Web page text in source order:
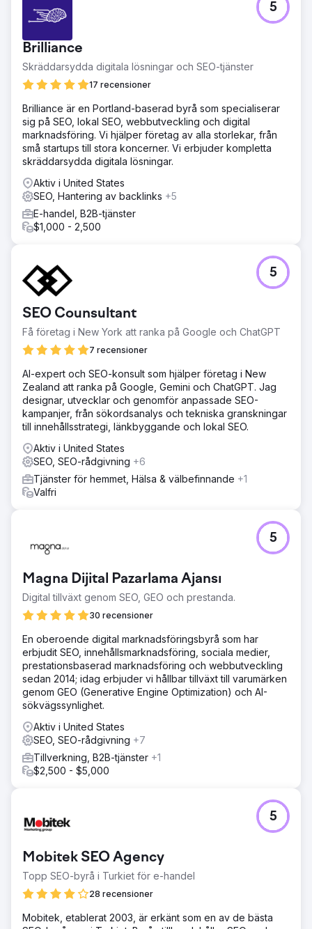
När Smile Hair Clinic först inledde ett samarbete med
Crabs Media för åtta år sedan hade varumärket nästan
ingen digital synlighet eller organisk trafik. Kliniken
behövde en fullständig digital transformation, inklusive
varumärkesbyggande, webbutveckling, SEO- och GEO-
infrastruktur, innehållsstrategi och global
onlinepositionering på en mycket konkurrensutsatt
marknad för hårtransplantationer.
Lösning
Crabs Media byggde och hanterade hela det digitala
ekosystemet från grunden. Vi utvecklade webbplatsen,
skapade SEO- och GEO-fokuserade innehållsstrategier,
optimerade teknisk prestanda, hanterade digitala
annonskampanjer och stärkte klinikens internationella
online-närvaro genom kontinuerliga tillväxtfokuserade
marknadsföringsstrategier.
synlighet till en globalt erkänd klinik med stark digital
auktoritet. Genom långsiktig SEO och GEO växte
webbplatsen från noll trafik till över 60 000 månatliga
klick, vilket genererade konsekvent internationell
synlighet, patientförfrågningar och hållbar organisk
tillväxt.
Brilliance
Skräddarsydda digitala lösningar och SEO-tjänster
17 recensioner
5
Brilliance är en Portland-baserad byrå som specialiserar
sig på SEO, lokal SEO, webbutveckling och digital
marknadsföring. Vi hjälper företag av alla storlekar, från
små startups till stora koncerner. Vi erbjuder kompletta
skräddarsydda digitala lösningar.
Aktiv i United States
SEO, Hantering av backlinks +5
E-handel, B2B-tjänster
$1,000 - 2,500
SEO Counsultant
Få företag i New York att ranka på Google och ChatGPT
7 recensioner
5
AI-expert och SEO-konsult som hjälper företag i New
Zealand att ranka på Google, Gemini och ChatGPT. Jag
designar, utvecklar och genomför anpassade SEO-
kampanjer, från sökordsanalys och tekniska granskningar
till innehållsstrategi, länkbyggande och lokal SEO.
Aktiv i United States
SEO, SEO-rådgivning +6
Tjänster för hemmet, Hälsa & välbefinnande +1
Valfri
Magna Dijital Pazarlama Ajansı
Digital tillväxt genom SEO, GEO och prestanda.
30 recensioner
5
En oberoende digital marknadsföringsbyrå som har
erbjudit SEO, innehållsmarknadsföring, sociala medier,
prestationsbaserad marknadsföring och webbutveckling
sedan 2014; idag erbjuder vi hållbar tillväxt till varumärken
genom GEO (Generative Engine Optimization) och AI-
sökvägssynlighet.
Aktiv i United States
SEO, SEO-rådgivning +7
Tillverkning, B2B-tjänster +1
$2,500 - $5,000
Mobitek SEO Agency
Topp SEO-byrå i Turkiet för e-handel
28 recensioner
5
Mobitek, etablerat 2003, är erkänt som en av de bästa